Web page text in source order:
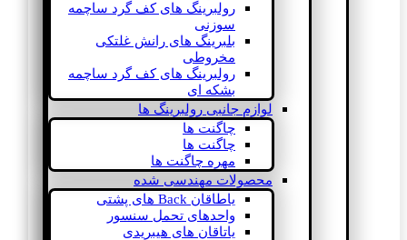
رولبرینگ های کف گرد ساچمه
سوزنی
بلبرینگ های رانش غلتکی
مخروطی
رولبرینگ های کف گرد ساچمه
بشکه ای
لوازم جانبی رولبرینگ ها
چاگنت ها
چاگنت ها
مهره چاگنت ها
محصولات مهندسی شده
یاطاقان Back های پشتی
واحدهای تحمل سنسور
یاتاقان های هیبریدی